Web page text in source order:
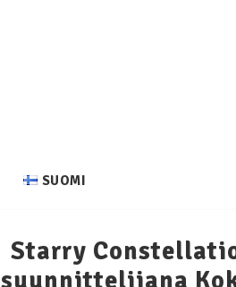
SUOMI
Starry
suunnittelijana